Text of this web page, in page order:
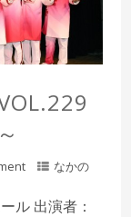
なかの
ル 出演者：